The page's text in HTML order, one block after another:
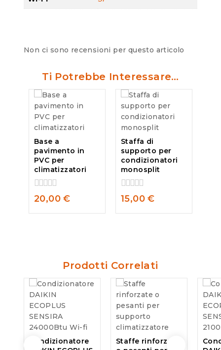
Non ci sono recensioni per questo articolo
Ti Potrebbe Interessare…
Base a
pavimento in
PVC per
climatizzatori
0
out
of
20,00€
Staffa di
supporto per
condizionatori
monosplit
0
out
of
15,00€
Prodotti Correlati
Condizionatore
Staffe rinforzate